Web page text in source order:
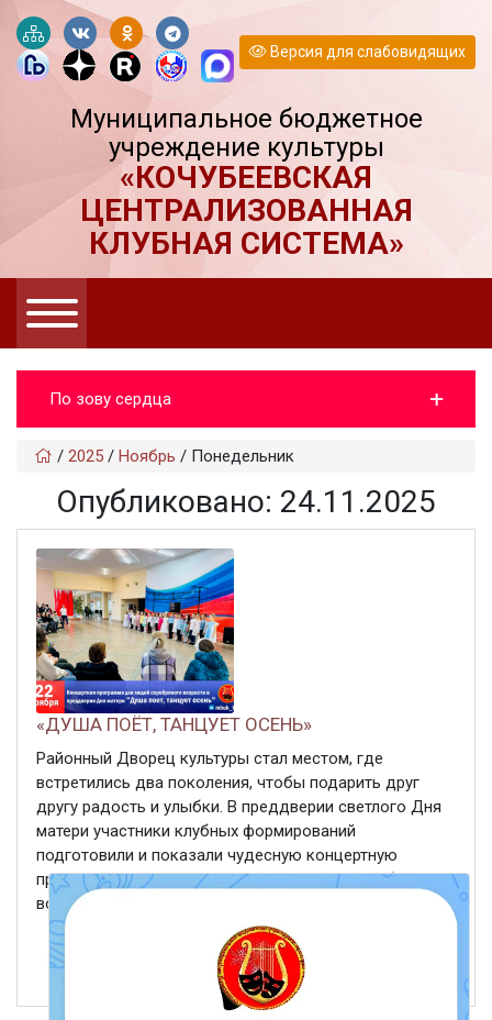
Версия для слабовидящих
Муниципальное бюджетное
учреждение культуры
«КОЧУБЕЕВСКАЯ
ЦЕНТРАЛИЗОВАННАЯ
КЛУБНАЯ СИСТЕМА»
По зову сердца
/ 2025 / Ноябрь / Понедельник
Опубликовано: 24.11.2025
«ДУША ПОЁТ, ТАНЦУЕТ ОСЕНЬ»
Районный Дворец культуры стал местом, где
встретились два поколения, чтобы подарить друг
другу радость и улыбки. В преддверии светлого Дня
матери участники клубных формирований
подготовили и показали чудесную концертную
программу для наших уважаемых людей серебряного
возраста и всех гостей ...